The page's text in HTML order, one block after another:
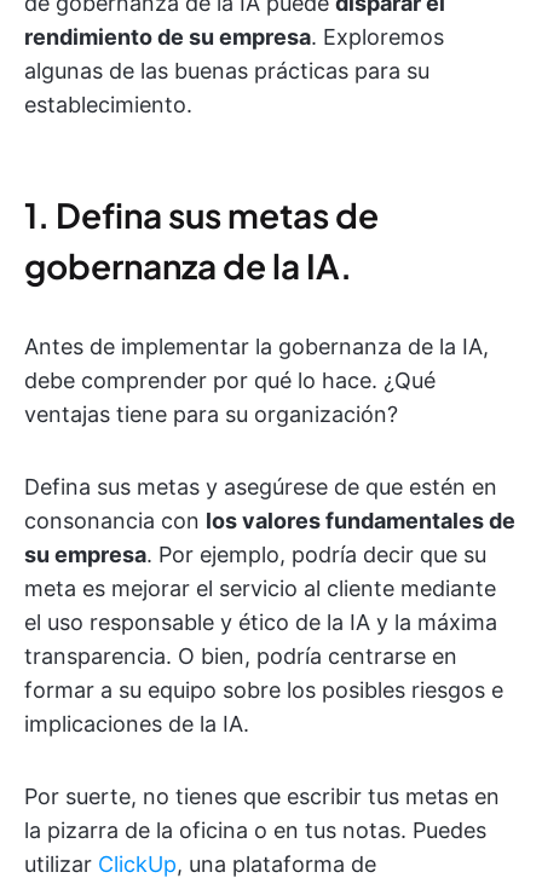
rendimiento de su empresa. Exploremos
algunas de las buenas prácticas para su
establecimiento.
1. Defina sus metas de
gobernanza de la IA.
Antes de implementar la gobernanza de la IA,
debe comprender por qué lo hace. ¿Qué
ventajas tiene para su organización?
Defina sus metas y asegúrese de que estén en
consonancia con los valores fundamentales de
su empresa. Por ejemplo, podría decir que su
meta es mejorar el servicio al cliente mediante
el uso responsable y ético de la IA y la máxima
transparencia. O bien, podría centrarse en
formar a su equipo sobre los posibles riesgos e
implicaciones de la IA.
Por suerte, no tienes que escribir tus metas en
la pizarra de la oficina o en tus notas. Puedes
utilizar ClickUp, una plataforma de